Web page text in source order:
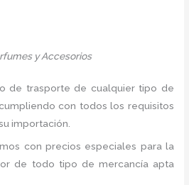
y Accesorios
de trasporte de cualquier tipo de
con todos los requisitos
importación.
con precios especiales para la
de todo tipo de mercancía apta